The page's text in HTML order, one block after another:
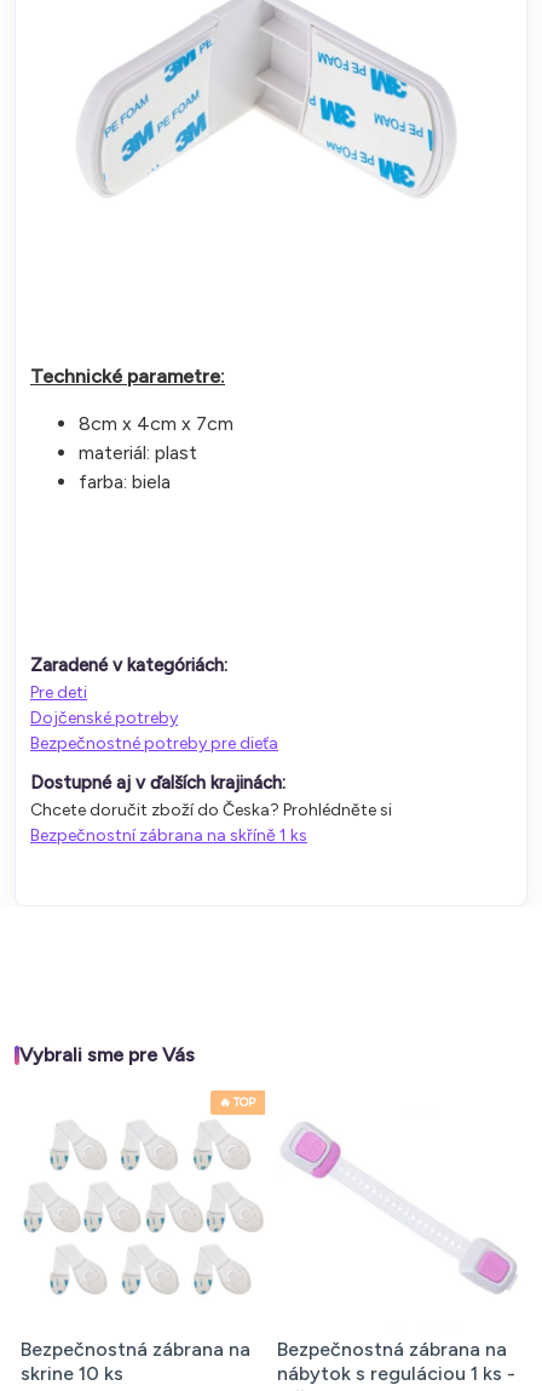
Technické parametre:
8cm x 4cm x 7cm
materiál: plast
farba: biela
Zaradené v kategóriách:
Pre deti
Dojčenské potreby
Bezpečnostné potreby pre dieťa
Dostupné aj v ďalších krajinách:
Chcete doručit zboží do Česka? Prohlédněte si
Bezpečnostní zábrana na skříně 1 ks
Vybrali sme pre Vás
🔥 TOP
Bezpečnostná zábrana na
skrine 10 ks
Bezpečnostná zábrana na
nábytok s reguláciou 1 ks -